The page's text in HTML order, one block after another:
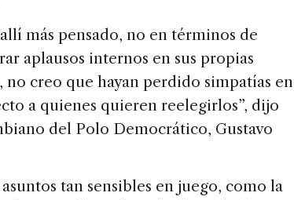
más pensado, no en términos de
aplausos internos en sus propias
no creo que hayan perdido simpatías en
a quienes quieren reelegirlos”, dijo
del Polo Democrático, Gustavo
tan sensibles en juego, como la